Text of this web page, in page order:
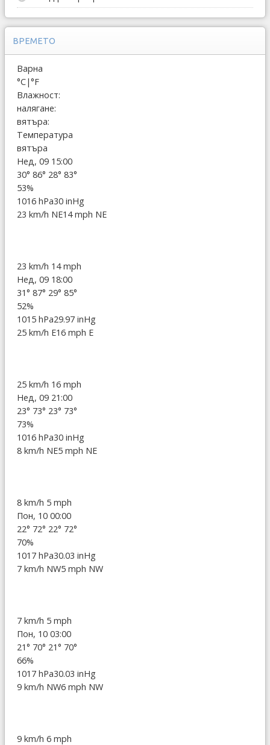
ВРЕМЕТО
Варна
°C|°F
Влажност:
налягане:
вятъра:
Температура
вятъра
Нед, 09 15:00
30° 86° 28° 83°
53%
1016 hPa30 inHg
23 km/h NE14 mph NE
23 km/h 14 mph
Нед, 09 18:00
31° 87° 29° 85°
52%
1015 hPa29.97 inHg
25 km/h E16 mph E
25 km/h 16 mph
Нед, 09 21:00
23° 73° 23° 73°
73%
1016 hPa30 inHg
8 km/h NE5 mph NE
8 km/h 5 mph
Пон, 10 00:00
22° 72° 22° 72°
70%
1017 hPa30.03 inHg
7 km/h NW5 mph NW
7 km/h 5 mph
Пон, 10 03:00
21° 70° 21° 70°
66%
1017 hPa30.03 inHg
9 km/h NW6 mph NW
9 km/h 6 mph